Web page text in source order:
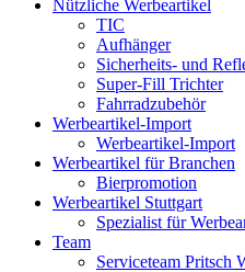
Nützliche Werbeartikel
TIC
Aufhänger
Sicherheits- und
Super-Fill Trichter
Fahrradzubehör
Werbeartikel-Import
Werbeartikel-Import
Werbeartikel für Branchen
Bierpromotion
Werbeartikel Stuttgart
Spezialist für
Team
Serviceteam Pritsch